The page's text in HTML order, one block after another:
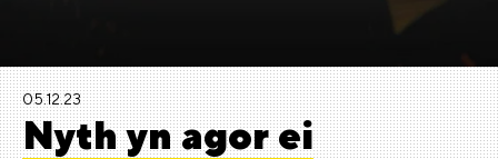
05.12.23
Nyth yn agor ei